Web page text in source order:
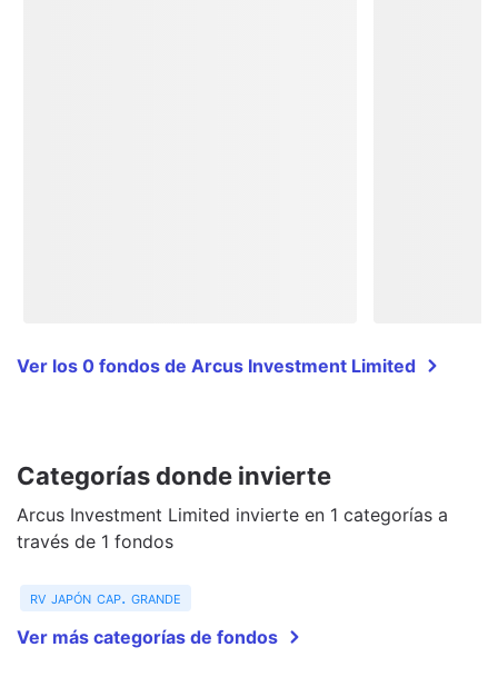
Ver los 0 fondos de Arcus Investment Limited
Categorías donde invierte
Arcus Investment Limited invierte en 1 categorías a
través de 1 fondos
rv japón cap. grande
Ver más categorías de fondos